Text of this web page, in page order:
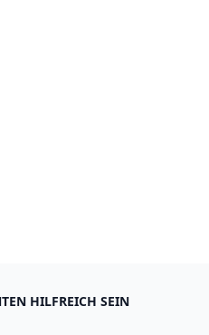
HILFREICH SEIN